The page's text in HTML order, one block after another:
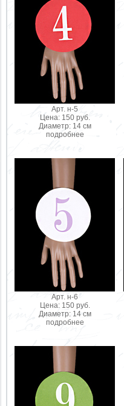
Арт. н-5
Цена: 150 руб.
Диаметр: 14 см
подробнее
Арт. н-6
Цена: 150 руб.
Диаметр: 14 см
подробнее